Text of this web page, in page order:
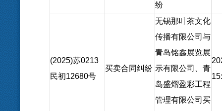
纷
(2025)苏0213
民初12680号
买卖合同纠纷
无锡那叶茶文化
传播有限公司与
青岛铭鑫展览展
示有限公司、青
岛盛熠盈彩工程
管理有限公司买